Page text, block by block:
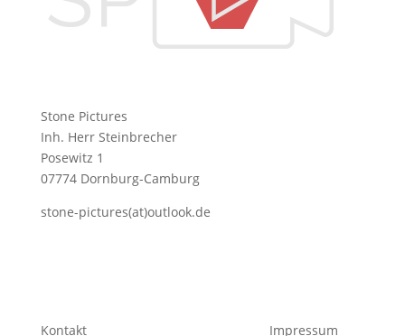
Stone Pictures
Inh. Herr Steinbrecher
Posewitz 1
07774 Dornburg-Camburg
stone-pictures(at)outlook.de
Kontakt Impressum